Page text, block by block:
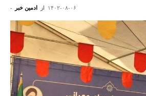
از ادمین خبر - ۱۴۰۲-۰۸-۰۶